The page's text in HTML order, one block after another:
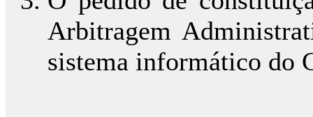
Arbitragem
sistema informático do